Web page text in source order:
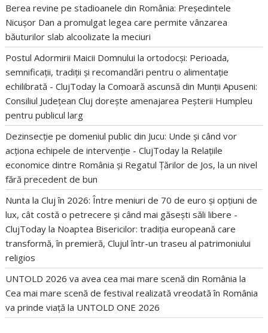
Berea revine pe stadioanele din România: Președintele
Nicușor Dan a promulgat legea care permite vânzarea
băuturilor slab alcoolizate la meciuri
Postul Adormirii Maicii Domnului la ortodocși: Perioada,
semnificații, tradiții și recomandări pentru o alimentație
echilibrată - ClujToday laComoară ascunsă din Munții Apuseni:
Consiliul Județean Cluj dorește amenajarea Peșterii Humpleu
pentru publicul larg
Dezinsecție pe domeniul public din Jucu: Unde și când vor
acționa echipele de intervenție - ClujToday la Relațiile
economice dintre România și Regatul Țărilor de Jos, la un nivel
fără precedent de bun
Nunta la Cluj în 2026: Între meniuri de 70 de euro și opțiuni de
lux, cât costă o petrecere și când mai găsești săli libere -
ClujToday la Noaptea Bisericilor: tradiția europeană care
transformă, în premieră, Clujul într-un traseu al patrimoniului
religios
UNTOLD 2026 va avea cea mai mare scenă din România la
Cea mai mare scenă de festival realizată vreodată în România
va prinde viață la UNTOLD ONE 2026